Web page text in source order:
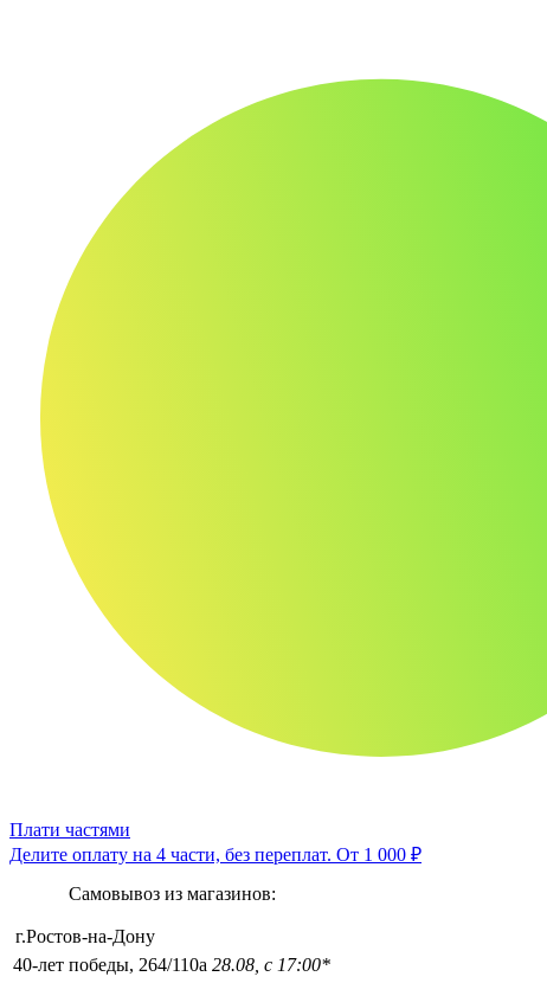
Плати частями
Делите оплату на 4 части, без переплат. От 1 000 ₽
Самовывоз из магазинов:
г.Ростов-на-Дону
40-лет победы, 264/110а 28.08, с 17:00*